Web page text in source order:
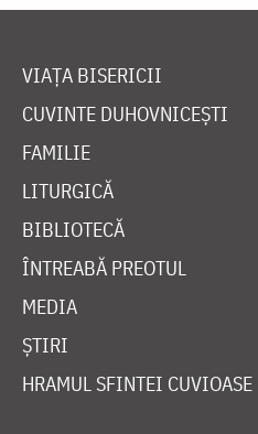
VIAȚA BISERICII
CUVINTE DUHOVNICEȘTI
FAMILIE
LITURGICĂ
BIBLIOTECĂ
ÎNTREABĂ PREOTUL
MEDIA
ȘTIRI
HRAMUL SFINTEI CUVIOASE